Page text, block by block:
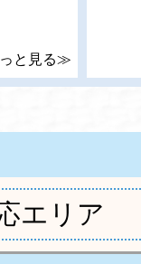
と見る≫
エリア